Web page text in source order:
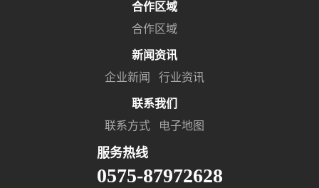
合作区域
合作区域
新闻资讯
企业新闻
行业资讯
联系我们
联系方式
电子地图
服务热线
0575-87972628